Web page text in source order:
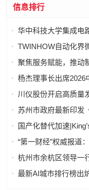
信息排行
华中科技大学集成电
发展论坛暨2025年度
TWINHOW自动化界
微信联盟群分行业入
聚焦服务赋能，推动
——“服务型制造万里
杨杰理事长出席
算电协同高质量发展
川仪股份开启高质量
苏州市政府最新印发
产业高质量发展行动
国产化替代加速
工行业数字化转型与
“第一财经”权威报道
调研)给机械臂装上轮
杭州市余杭区领导一
察指导，共话具身智
最新AI城市排行榜出